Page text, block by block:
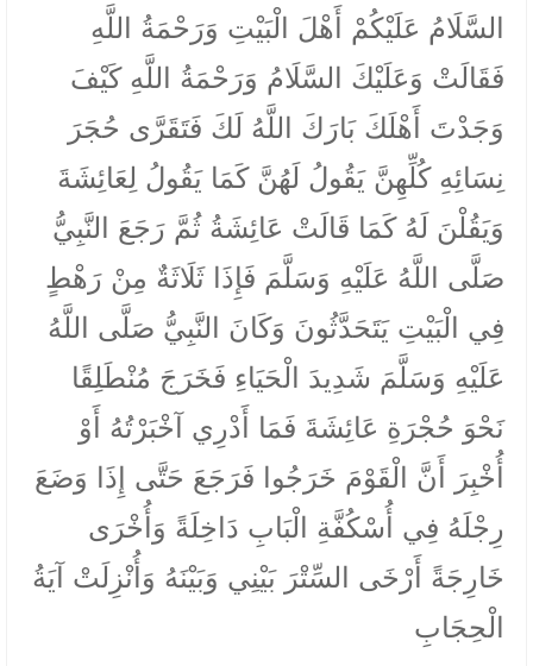
السَّلَامُ عَلَيْكُمْ أَهْلَ الْبَيْتِ وَرَحْمَةُ اللَّهِ
فَقَالَتْ وَعَلَيْكَ السَّلَامُ وَرَحْمَةُ اللَّهِ كَيْفَ
وَجَدْتَ أَهْلَكَ بَارَكَ اللَّهُ لَكَ فَتَقَرَّى حُجَرَ
نِسَائِهِ كُلِّهِنَّ يَقُولُ لَهُنَّ كَمَا يَقُولُ لِعَائِشَةَ
وَيَقُلْنَ لَهُ كَمَا قَالَتْ عَائِشَةُ ثُمَّ رَجَعَ النَّبِيُّ
صَلَّى اللَّهُ عَلَيْهِ وَسَلَّمَ فَإِذَا ثَلَاثَةٌ مِنْ رَهْطٍ
فِي الْبَيْتِ يَتَحَدَّثُونَ وَكَانَ النَّبِيُّ صَلَّى اللَّهُ
عَلَيْهِ وَسَلَّمَ شَدِيدَ الْحَيَاءِ فَخَرَجَ مُنْطَلِقًا
نَحْوَ حُجْرَةِ عَائِشَةَ فَمَا أَدْرِي آخْبَرْتُهُ أَوْ
أُخْبِرَ أَنَّ الْقَوْمَ خَرَجُوا فَرَجَعَ حَتَّى إِذَا وَضَعَ
رِجْلَهُ فِي أُسْكُفَّةِ الْبَابِ دَاخِلَةً وَأُخْرَى
خَارِجَةً أَرْخَى السِّتْرَ بَيْنِي وَبَيْنَهُ وَأُنْزِلَتْ آيَةُ
الْحِجَابِ